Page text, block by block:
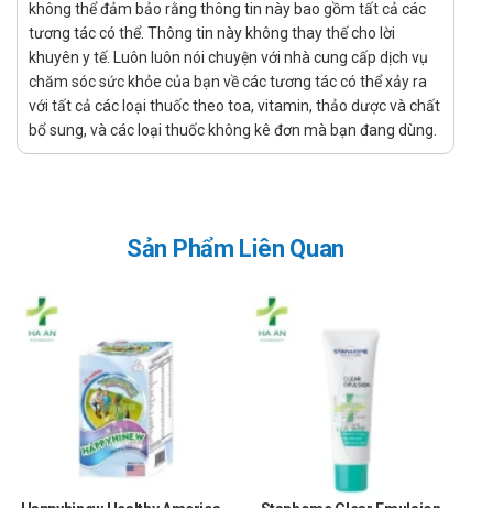
Ở đâu bán Thymomin Forkids Royal chính
hãng, uy tín?
Để có thể mua Thymomin Forkids Royal chính hãng, bạn có
thể mua tại Nhà thuốc Hà An theo 3 cách như sau:
Mua trực tiếp tại cửa hàng
Sự yêu mến và tin tưởng của khách hàng và các đối tác luôn là
Nhà thuốc Hà An chúc bạn luôn mạnh khỏe, vui vẻ và hạnh phúc!
không thể đảm bảo rằng thông tin này bao gồm tất cả các
tương tác có thể. Thông tin này không thay thế cho lời
khuyên y tế. Luôn luôn nói chuyện với nhà cung cấp dịch vụ
chăm sóc sức khỏe của bạn về các tương tác có thể xảy ra
với tất cả các loại thuốc theo toa, vitamin, thảo dược và chất
bổ sung, và các loại thuốc không kê đơn mà bạn đang dùng.
Sản Phẩm Liên Quan